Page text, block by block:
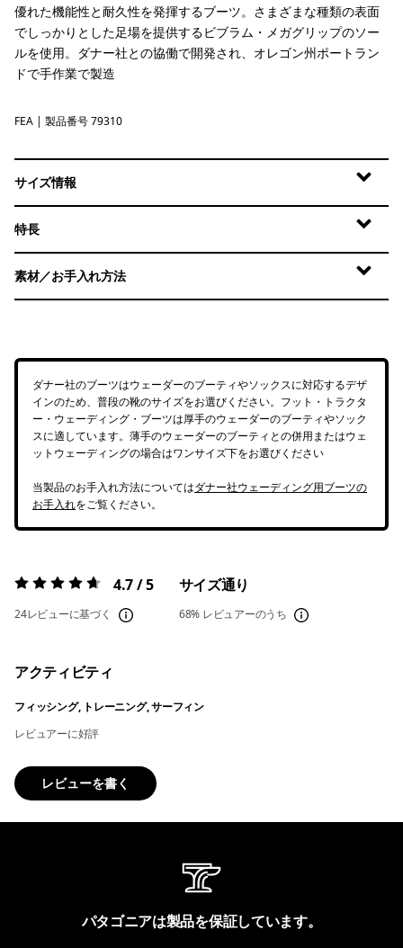
優れた機能性と耐久性を発揮するブーツ。さまざまな種類の表面
でしっかりとした足場を提供するビブラム・メガグリップのソー
ルを使用。ダナー社との協働で開発され、オレゴン州ポートラン
ドで手作業で製造
Feather Grey
FEA | 製品番号 79310
サイズ情報
特長
素材／お手入れ方法
ダナー社のブーツはウェーダーのブーティやソックスに対応するデザ
インのため、普段の靴のサイズをお選びください。フット・トラクタ
ー・ウェーディング・ブーツは厚手のウェーダーのブーティやソック
スに適しています。薄手のウェーダーのブーティとの併用またはウェ
ットウェーディングの場合はワンサイズ下をお選びください
当製品のお手入れ方法についてはダナー社ウェーディング用ブーツの
お手入れをご覧ください。
評価:4.7 / 5 4.7 / 5
24レビューに基づく
サイズ通り
68% レビュアーのうち
アクティビティ
フィッシング, トレーニング, サーフィン
レビュアーに好評
レビューを書く
パタゴニアは製品を保証しています。